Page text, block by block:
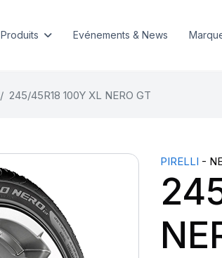
Produits Evénements & News
245/45R18 100Y XL NERO GT
PIRELLI -